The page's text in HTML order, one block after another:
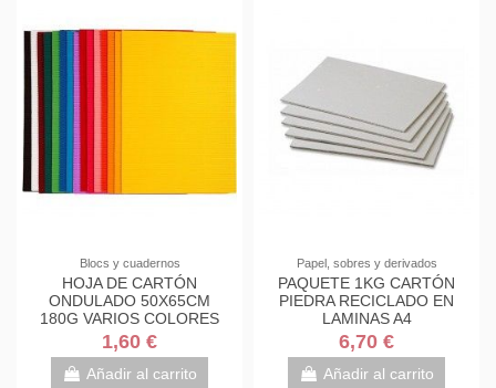
Blocs y cuadernos
HOJA DE CARTÓN
ONDULADO 50X65CM
180G VARIOS COLORES
1,60 €
Añadir al carrito
Papel, sobres y derivados
PAQUETE 1KG CARTÓN
PIEDRA RECICLADO EN
LAMINAS A4
6,70 €
Añadir al carrito